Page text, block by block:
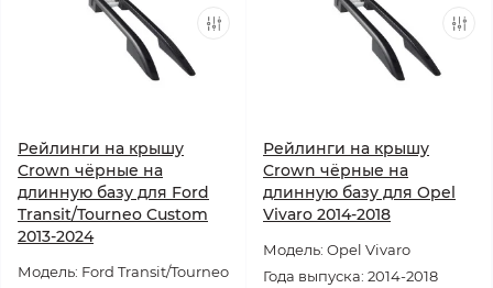
Рейлинги на крышу
Crown чёрные на
длинную базу для Ford
Transit/Tourneo Custom
2013-2024
Модель: Ford Transit/Tourneo
Рейлинги на крышу
Crown чёрные на
длинную базу для Opel
Vivaro 2014-2018
Модель: Opel Vivaro
Года выпуска: 2014-2018